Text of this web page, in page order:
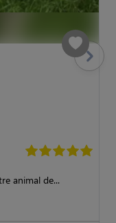
animal de...
Suivant